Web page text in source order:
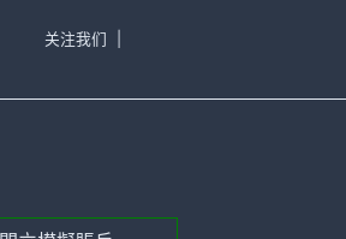
关注我们